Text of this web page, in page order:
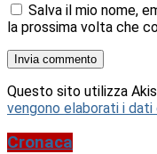
Salva il mio nome,
la prossima volta che
Questo sito utilizza
vengono elaborati i
Cronaca